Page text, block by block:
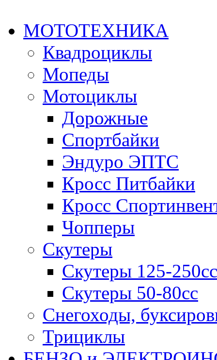
МОТОТЕХНИКА
Квадроциклы
Мопеды
Мотоциклы
Дорожные
Спортбайки
Эндуро ЭПТС
Кросс Питбайки
Кросс
Чопперы
Скутеры
Скутеры 125-250сс
Скутеры 50-80сс
Снегоходы,
Трициклы